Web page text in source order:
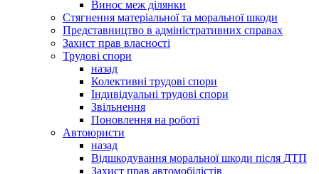
Винос меж ділянки
Стягнення матеріальної та моральної шкоди
Представництво в адміністративних справах
Захист прав власності
Трудові спори
назад
Колективні трудові спори
Індивідуальні трудові спори
Звільнення
Поновлення на роботі
Автоюристи
назад
Відшкодування моральної шкоди після ДТП
Захист прав автомобілістів